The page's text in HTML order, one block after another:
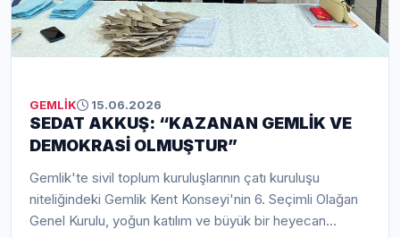
GEMLİK 15.06.2026
SEDAT AKKUŞ: “KAZANAN GEMLİK VE
DEMOKRASİ OLMUŞTUR”
Gemlik'te sivil toplum kuruluşlarının çatı kuruluşu
niteliğindeki Gemlik Kent Konseyi'nin 6. Seçimli Olağan
Genel Kurulu, yoğun katılım ve büyük bir heyecan